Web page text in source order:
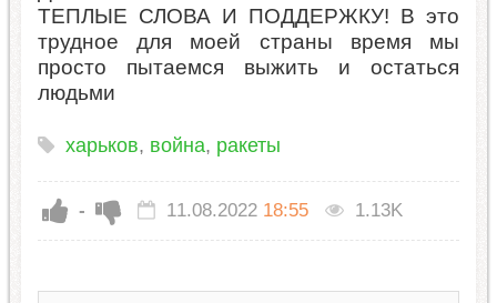
ТЕПЛЫЕ СЛОВА И ПОДДЕРЖКУ! В это
трудное для моей страны время мы
просто пытаемся выжить и остаться
людьми
харьков, война, ракеты
- 11.08.2022 18:55 1.13K